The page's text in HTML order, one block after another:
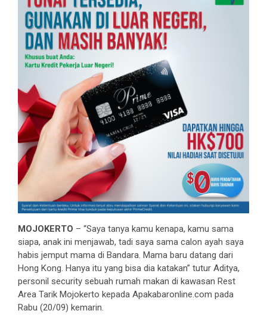
MOJOKERTO – “Saya tanya kamu kenapa, kamu sama
siapa, anak ini menjawab, tadi saya sama calon ayah saya
habis jemput mama di Bandara. Mama baru datang dari
Hong Kong. Hanya itu yang bisa dia katakan” tutur Aditya,
personil security sebuah rumah makan di kawasan Rest
Area Tarik Mojokerto kepada Apakabaronline.com pada
Rabu (20/09) kemarin.